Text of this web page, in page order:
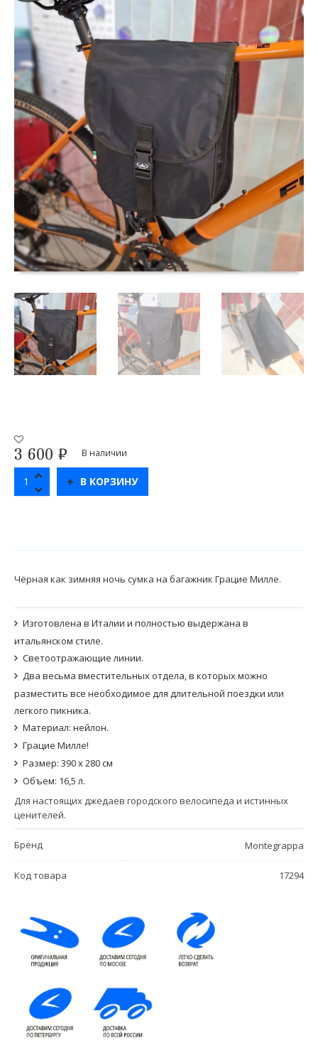
3 600 ₽ В наличии
В КОРЗИНУ
Чёрная как зимняя ночь сумка на багажник Грацие Милле.
Изготовлена в Италии и полностью выдержана в
итальянском стиле.
Светоотражающие линии.
Два весьма вместительных отдела, в которых можно
разместить все необходимое для длительной поездки или
легкого пикника.
Материал: нейлон.
Грацие Милле!
Размер: 390 x 280 см
Объем: 16,5 л.
Для настоящих джедаев городского велосипеда и истинных
ценителей.
Бренд Montegrappa
Код товара 17294